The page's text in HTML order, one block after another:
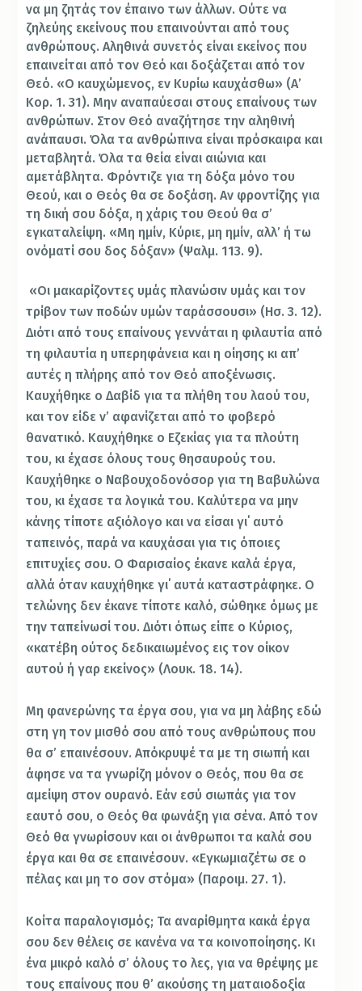
να μη ζητάς τον έπαινο των άλλων. Ούτε να
ζηλεύης εκείνους που επαινούνται από τους
ανθρώπους. Αληθινά συνετός είναι εκείνος που
επαινείται από τον Θεό και δοξάζεται από τον
Θεό. «Ο καυχώμενος, εν Κυρίω καυχάσθω» (Α’
Κορ. 1. 31). Μην αναπαύεσαι στους επαίνους των
ανθρώπων. Στον Θεό αναζήτησε την αληθινή
ανάπαυσι. Όλα τα ανθρώπινα είναι πρόσκαιρα και
μεταβλητά. Όλα τα θεία είναι αιώνια και
αμετάβλητα. Φρόντιζε για τη δόξα μόνο του
Θεού, και ο Θεός θα σε δοξάση. Αν φροντίζης για
τη δική σου δόξα, η χάρις του Θεού θα σ’
εγκαταλείψη. «Μη ημίν, Κύριε, μη ημίν, αλλ’ ή τω
ονόματί σου δος δόξαν» (Ψαλμ. 113. 9).
«Οι μακαρίζοντες υμάς πλανώσιν υμάς και τον
τρίβον των ποδών υμών ταράσσουσι» (Ησ. 3. 12).
Διότι από τους επαίνους γεννάται η φιλαυτία από
τη φιλαυτία η υπερηφάνεια και η οίησης κι απ’
αυτές η πλήρης από τον Θεό αποξένωσις.
Καυχήθηκε ο Δαβίδ για τα πλήθη του λαού του,
και τον είδε ν’ αφανίζεται από το φοβερό
θανατικό. Καυχήθηκε ο Εζεκίας για τα πλούτη
του, κι έχασε όλους τους θησαυρούς του.
Καυχήθηκε ο Ναβουχοδονόσορ για τη Βαβυλώνα
του, κι έχασε τα λογικά του. Καλύτερα να μην
κάνης τίποτε αξιόλογο και να είσαι γι΄ αυτό
ταπεινός, παρά να καυχάσαι για τις όποιες
επιτυχίες σου. Ο Φαρισαίος έκανε καλά έργα,
αλλά όταν καυχήθηκε γι΄ αυτά καταστράφηκε. Ο
τελώνης δεν έκανε τίποτε καλό, σώθηκε όμως με
την ταπείνωσί του. Διότι όπως είπε ο Κύριος,
«κατέβη ούτος δεδικαιωμένος εις τον οίκον
αυτού ή γαρ εκείνος» (Λουκ. 18. 14).
Μη φανερώνης τα έργα σου, για να μη λάβης εδώ
στη γη τον μισθό σου από τους ανθρώπους που
θα σ’ επαινέσουν. Απόκρυψέ τα με τη σιωπή και
άφησε να τα γνωρίζη μόνον ο Θεός, που θα σε
αμείψη στον ουρανό. Εάν εσύ σιωπάς για τον
εαυτό σου, ο Θεός θα φωνάξη για σένα. Από τον
Θεό θα γνωρίσουν και οι άνθρωποι τα καλά σου
έργα και θα σε επαινέσουν. «Εγκωμιαζέτω σε ο
πέλας και μη το σον στόμα» (Παροιμ. 27. 1).
Κοίτα παραλογισμός; Τα αναρίθμητα κακά έργα
σου δεν θέλεις σε κανένα να τα κοινοποίησης. Κι
ένα μικρό καλό σ’ όλους το λες, για να θρέψης με
τους επαίνους που θ’ ακούσης τη ματαιοδοξία